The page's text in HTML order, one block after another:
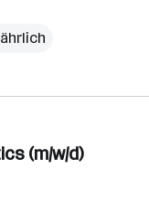
(m/w/d)